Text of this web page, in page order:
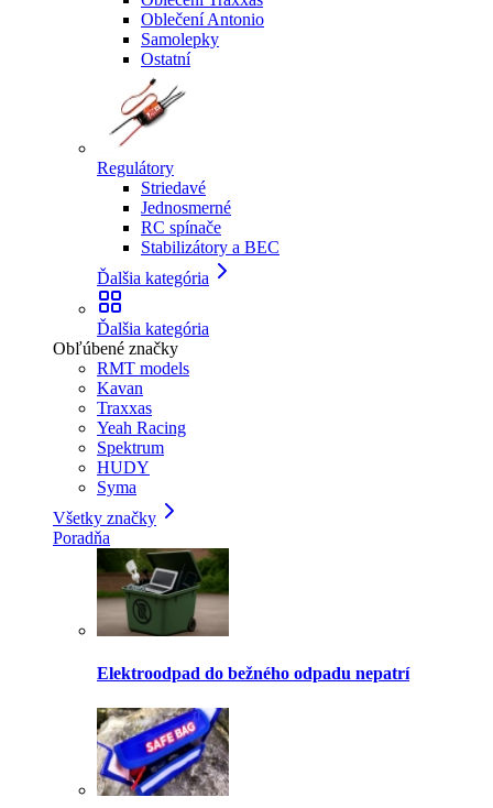
Oblečení Antonio
Samolepky
Ostatní
Regulátory
Striedavé
Jednosmerné
RC spínače
Stabilizátory a BEC
Ďalšia kategória
Ďalšia kategória
Obľúbené značky
RMT models
Kavan
Traxxas
Yeah Racing
Spektrum
HUDY
Syma
Všetky značky
Poradňa
Elektroodpad do bežného odpadu nepatrí